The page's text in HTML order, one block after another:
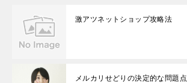
ま
す
)
激アツネットショップ攻略法
メルカリせどりの決定的な問題点